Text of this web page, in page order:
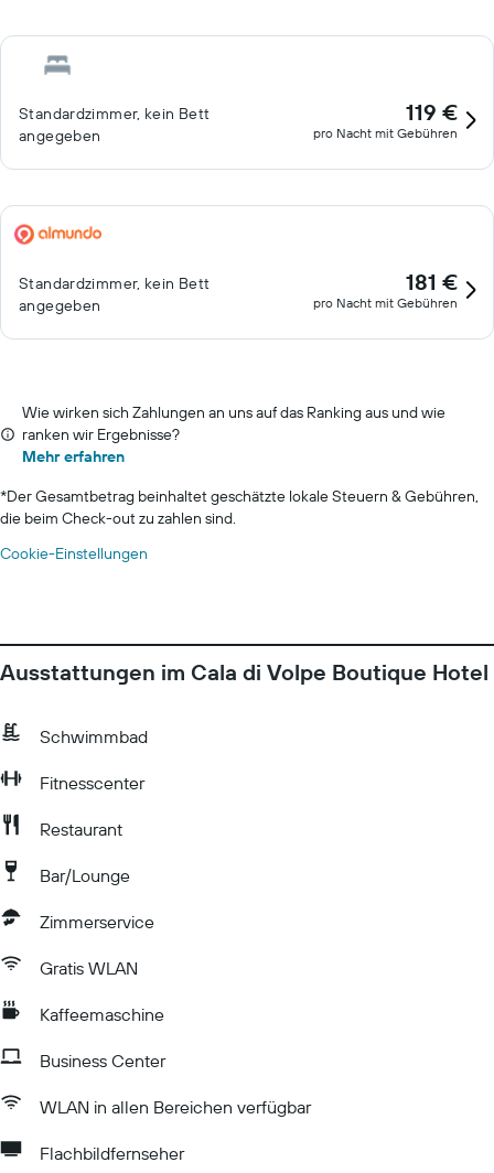
Standardzimmer, kein Bett
angegeben
119 €
pro Nacht mit Gebühren
Standardzimmer, kein Bett
angegeben
181 €
pro Nacht mit Gebühren
Wie wirken sich Zahlungen an uns auf das Ranking aus und wie
ranken wir Ergebnisse?
Mehr erfahren
*Der Gesamtbetrag beinhaltet geschätzte lokale Steuern & Gebühren,
die beim Check-out zu zahlen sind.
Cookie-Einstellungen
Ausstattungen im Cala di Volpe Boutique Hotel
Schwimmbad
Fitnesscenter
Restaurant
Bar/Lounge
Zimmerservice
Gratis WLAN
Kaffeemaschine
Business Center
WLAN in allen Bereichen verfügbar
Flachbildfernseher